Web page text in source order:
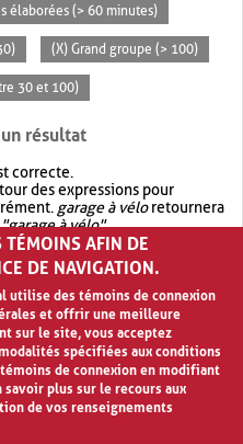
élaborées (> 60 minutes)
(X) Grand groupe (> 100)
30 et 100)
résultat
correcte.
des expressions pour
garage à véloretournera
"garage à vélo".
avec OR.garage OR vélo
quegarage à vélo
TÉMOINS AFIN DE
DE NAVIGATION.
utilise des témoins de connexion
et offrir une meilleure
sur le site, vous acceptez
spécifiées aux conditions
de connexion en modifiant
plus sur le recours aux
de vos renseignements